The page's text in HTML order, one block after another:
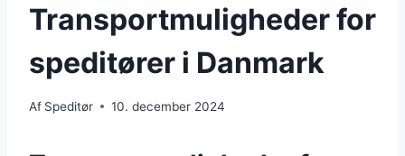
Transportmuligheder for
speditører i Danmark
Af Speditør 10. december 2024